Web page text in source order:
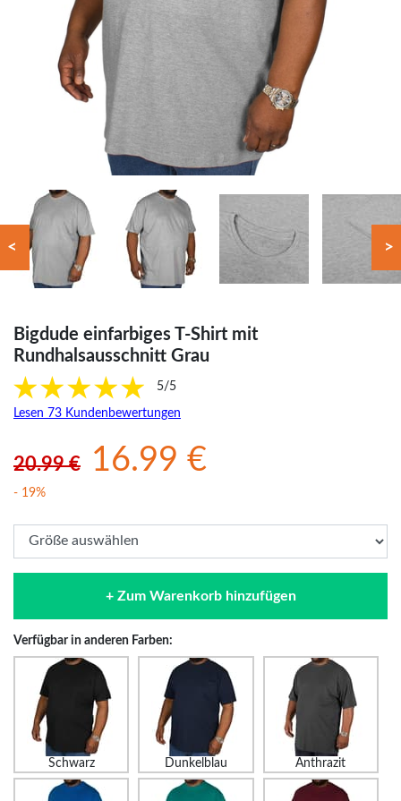
< >
Bigdude einfarbiges T-Shirt mit
Rundhalsausschnitt Grau
5/5
Lesen 73 Kundenbewertungen
20.99 € 16.99 €
- 19%
+ Zum Warenkorb hinzufügen
Verfügbar in anderen Farben:
Schwarz Dunkelblau Anthrazit